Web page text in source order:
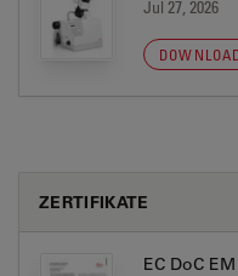
Jul 27, 2026
ZERTIFIKATE
EC DoC